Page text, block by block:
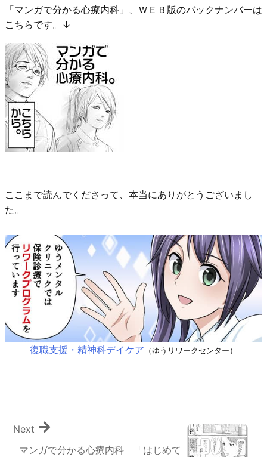
「マンガで分かる心療内科」、ＷＥＢ版のバックナンバーは
こちらです。↓
ここまで読んでくださって、本当にありがとうございまし
た。
復職支援・精神科デイケア （ゆうリワークセンター）
マンガで分かる心療内科 「はじめて
Next